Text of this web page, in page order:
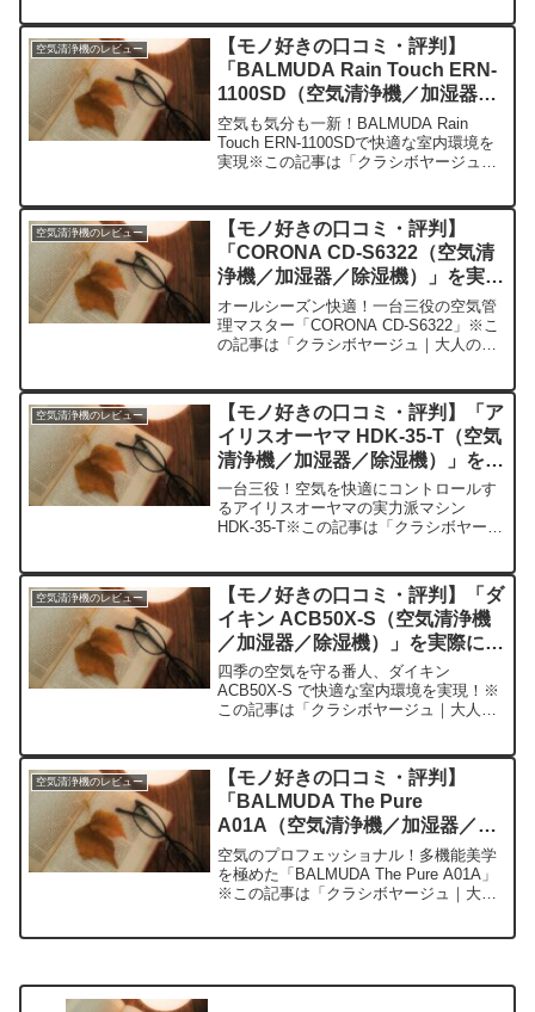
紹介したいのが「SHARP HV-R55」で
す。...
空気清浄機のレビュー
【モノ好きの口コミ・評判】
「BALMUDA Rain Touch ERN-
1100SD（空気清浄機／加湿器／
除湿機）」を実際に使ってみた正
直感想
空気も気分も一新！BALMUDA Rain
Touch ERN-1100SDで快適な室内環境を
実現※この記事は「クラシボヤージュ｜
への口コミ今日、編集部が紹介したいの
が...
空気清浄機のレビュー
【モノ好きの口コミ・評判】
「CORONA CD-S6322（空気清
浄機／加湿器／除湿機）」を実際
に使ってみた正直感想
オールシーズン快適！一台三役の空気管
理マスター「CORONA CD-S6322」※こ
の記事は「クラシボヤージュ｜大人の持
ミ今日、編集部が紹介したいのが
「CORONA C...
空気清浄機のレビュー
【モノ好きの口コミ・評判】「ア
イリスオーヤマ HDK-35-T（空気
清浄機／加湿器／除湿機）」を実
際に使ってみた正直感想
一台三役！空気を快適にコントロールす
るアイリスオーヤマの実力派マシン
HDK-35-T※この記事は「クラシボヤージ
ビスへの口コミ今日、編集部が紹介した
いのが「アイリスオ...
空気清浄機のレビュー
【モノ好きの口コミ・評判】「ダ
イキン ACB50X-S（空気清浄機
／加湿器／除湿機）」を実際に使
ってみた正直感想
四季の空気を守る番人、ダイキン
ACB50X-S で快適な室内環境を実現！※
この記事は「クラシボヤージュ｜大人の
コミ今日、編集部が紹介したいのが「ダ
イキン ACB50X...
空気清浄機のレビュー
【モノ好きの口コミ・評判】
「BALMUDA The Pure
A01A（空気清浄機／加湿器／除
湿機）」を実際に使ってみた正直
感想
空気のプロフェッショナル！多機能美学
を極めた「BALMUDA The Pure A01A」
※この記事は「クラシボヤージュ｜大人